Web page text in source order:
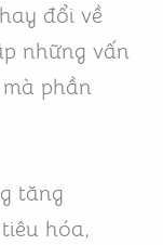
đổi về
những vấn
phần
tăng
hóa,